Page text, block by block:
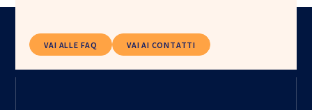
VAI ALLE FAQ VAI AI CONTATTI